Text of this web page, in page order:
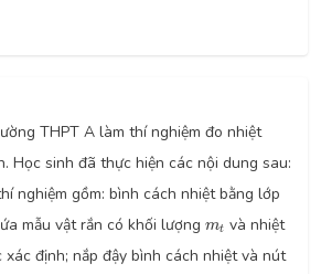
THPT A làm thí nghiệm đo nhiệt
Học sinh đã thực hiện các nội dung sau:
nghiệm gồm: bình cách nhiệt bằng lớp
mẫu vật rắn có khối lượng mt
mt và nhiệt
xác định; nắp đậy bình cách nhiệt và nút